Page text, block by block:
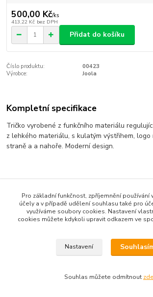
500,00 Kč/ks
413,22 Kč bez DPH
Přidat do košíku
Číslo produktu:
00423
Výrobce:
Joola
Kompletní specifikace
Tričko vyrobené z funkčního materiálu
z lehkého materiálu, s kulatým výstřihem,
straně a a nahoře. Moderní design.
Zboží zařazeno v kategoriích
Textil
Trička
Pro základní funkčnost, zpříjemnění používání
účely a v případě udělení souhlasu také pro
využíváme soubory cookies. Nastavení
cookies můžete kdykoli upravit odkazem ve
Nastavení
Souhlas můžete odmítnout zde